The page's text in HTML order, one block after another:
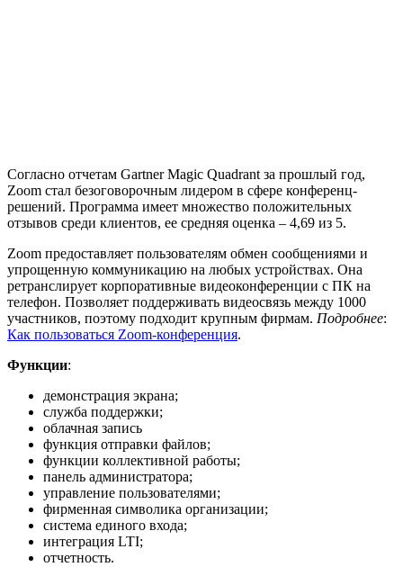
Согласно отчетам Gartner Magic Quadrant за прошлый год,
Zoom стал безоговорочным лидером в сфере конференц-
решений. Программа имеет множество положительных
отзывов среди клиентов, ее средняя оценка – 4,69 из 5.
Zoom предоставляет пользователям обмен сообщениями и
упрощенную коммуникацию на любых устройствах. Она
ретранслирует корпоративные видеоконференции с ПК на
телефон. Позволяет поддерживать видеосвязь между 1000
участников, поэтому подходит крупным фирмам. Подробнее:
Как пользоваться Zoom-конференция.
Функции:
демонстрация экрана;
служба поддержки;
облачная запись
функция отправки файлов;
функции коллективной работы;
панель администратора;
управление пользователями;
фирменная символика организации;
система единого входа;
интеграция LTI;
отчетность.